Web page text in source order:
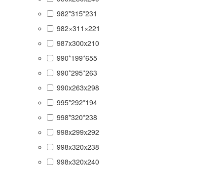
982*315*231
982×311×221
987x300x210
990*199*655
990*295*263
990x263x298
995*292*194
998*320*238
998x299x292
998x320x238
998х320x240